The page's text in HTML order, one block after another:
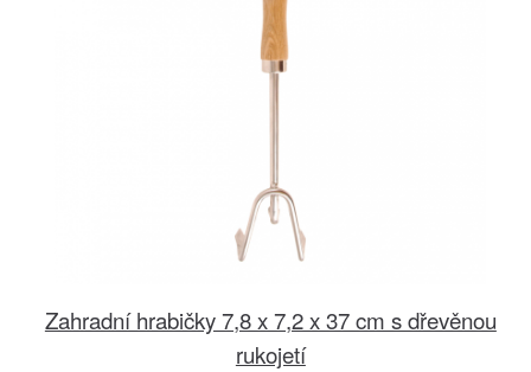
Zahradní hrabičky 7,8 x 7,2 x 37 cm s dřevěnou
rukojetí